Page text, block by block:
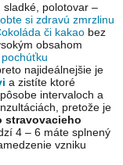
polotovar –
si zdravú zmrzlinu
či kakao bez
obsahom
najideálnejšie je
a zistíte ktoré
intervaloch a
pretože je
stravovacieho
4 – 6 máte splnený
vzniku